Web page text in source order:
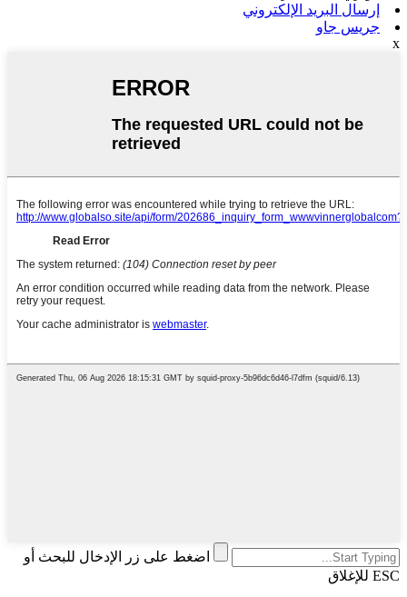
إرسال البريد الإلكتروني
جريس جاو
x
اضغط على زر الإدخال للبحث أو
ESC للإغلاق